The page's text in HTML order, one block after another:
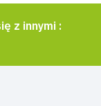
z innymi :